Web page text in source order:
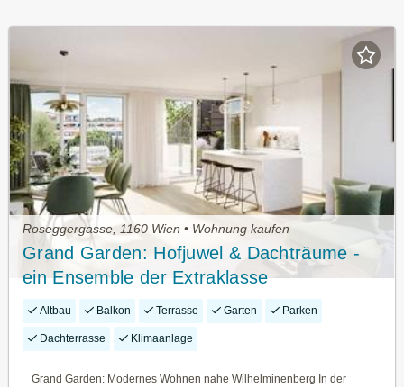
Roseggergasse, 1160 Wien • Wohnung kaufen
Grand Garden: Hofjuwel & Dachträume -
ein Ensemble der Extraklasse
Altbau Balkon Terrasse Garten Parken
Dachterrasse Klimaanlage
Grand Garden: Modernes Wohnen nahe Wilhelminenberg In der